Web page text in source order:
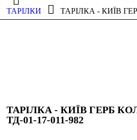
ТАРІЛКИ ТАРІЛКА - КИЇВ
ТАРІЛКА - КИЇВ ГЕРБ
ТД-01-17-011-982